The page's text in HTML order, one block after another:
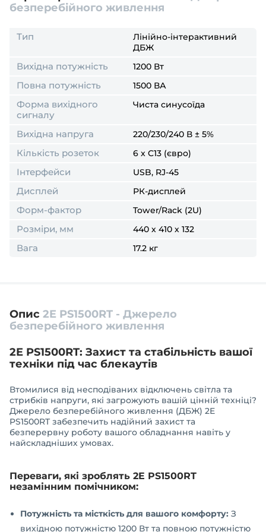
Вашого пристрою параметрам.
безперебійного живлення
Тип
Лінійно-інтерактивний
ДБЖ
Вихідна потужність 1200 Вт
Повна потужність 1500 ВА
Форма вихідного
сигналу
Чиста синусоїда
Вихідна напруга 220/230/240 В ± 5%
Кількість розеток 6 x C13 (євро)
Інтерфейси USB, RJ-45
Дисплей РК-дисплей
Форм-фактор Tower/Rack (2U)
Розміри, мм 440 х 410 х 132
Вага 17.2 кг
Опис 2E PS1500RT - Джерело
безперебійного живлення
2E PS1500RT: Захист та стабільність вашої
техніки під час блекаутів
Втомилися від несподіваних відключень світла та
стрибків напруги, які загрожують вашій цінній техніці?
Джерело безперебійного живлення (ДБЖ) 2E
PS1500RT забезпечить надійний захист та
безперервну роботу вашого обладнання навіть у
найскладніших умовах.
Переваги, які зроблять 2E PS1500RT
незамінним помічником:
Потужність та місткість для вашого комфорту: З
вихідною потужністю 1200 Вт та повною потужністю